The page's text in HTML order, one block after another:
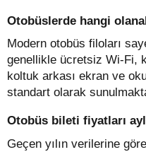
Otobüslerde hangi
Modern otobüs filoları
genellikle ücretsiz Wi-Fi,
koltuk arkası ekran ve
standart olarak
Otobüs bileti fiyatları
Geçen yılın verilerine